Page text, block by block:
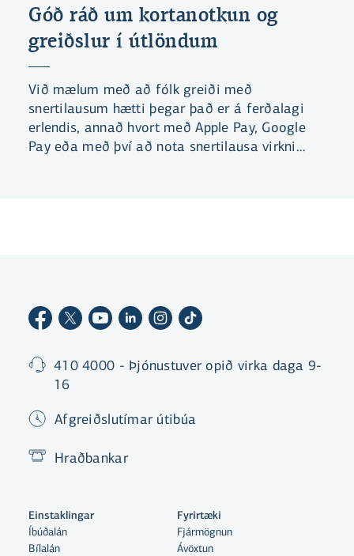
Góð ráð um kortanotkun og
greiðslur í útlöndum
Við mælum með að fólk greiði með
snertilausum hætti þegar það er á ferðalagi
erlendis, annað hvort með Apple Pay, Google
Pay eða með því að nota snertilausa virkni
410 4000 - Þjónustuver opið virka daga 9-
16
Afgreiðslutímar útibúa
Hraðbankar
Einstaklingar
Íbúðalán
Bílalán
Fyrirtæki
Fjármögnun
Ávöxtun